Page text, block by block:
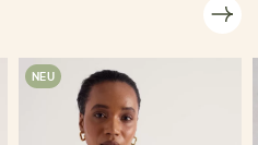
NEU